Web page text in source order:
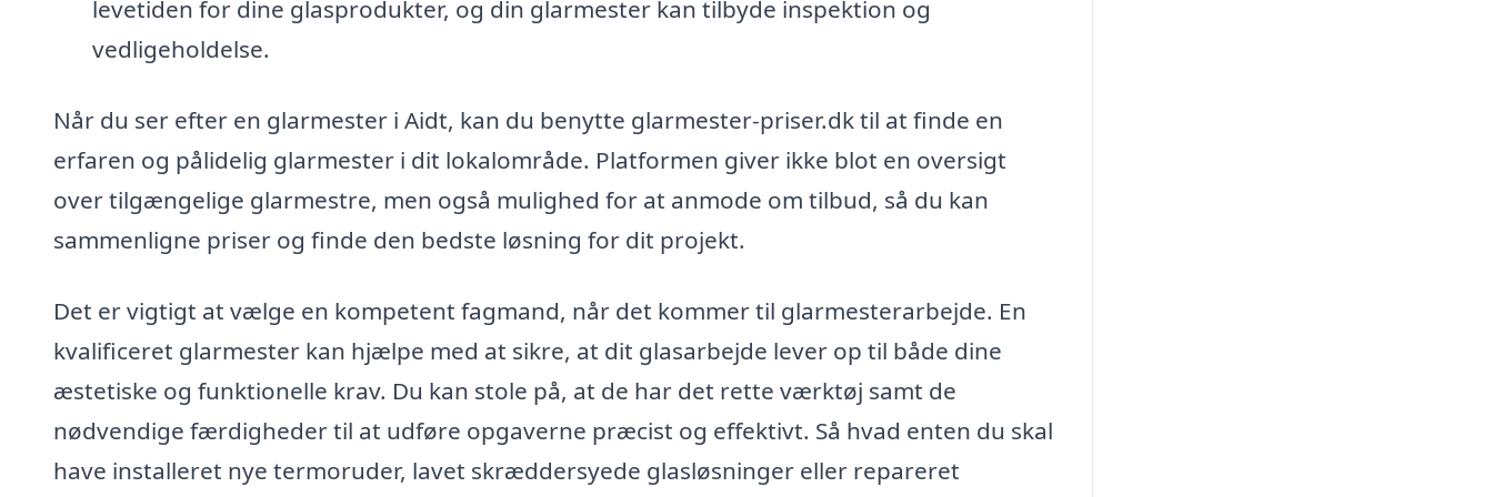
levetiden for dine glasprodukter, og din glarmester kan tilbyde inspektion og
vedligeholdelse.
Når du ser efter en glarmester i Aidt, kan du benytte glarmester-priser.dk til at finde en
erfaren og pålidelig glarmester i dit lokalområde. Platformen giver ikke blot en oversigt
over tilgængelige glarmestre, men også mulighed for at anmode om tilbud, så du kan
sammenligne priser og finde den bedste løsning for dit projekt.
Det er vigtigt at vælge en kompetent fagmand, når det kommer til glarmesterarbejde. En
kvalificeret glarmester kan hjælpe med at sikre, at dit glasarbejde lever op til både dine
æstetiske og funktionelle krav. Du kan stole på, at de har det rette værktøj samt de
nødvendige færdigheder til at udføre opgaverne præcist og effektivt. Så hvad enten du skal
have installeret nye termoruder, lavet skræddersyede glasløsninger eller repareret